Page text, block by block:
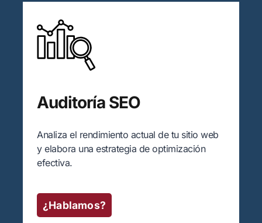
Auditoría SEO
Analiza el rendimiento actual de tu sitio web
y elabora una estrategia de optimización
efectiva.
¿Hablamos?